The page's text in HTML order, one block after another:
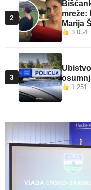
2
mreže:
Marija
3